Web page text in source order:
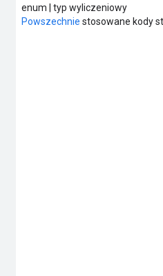
enum | typ wyliczeniowy
Powszechnie stosowane kody